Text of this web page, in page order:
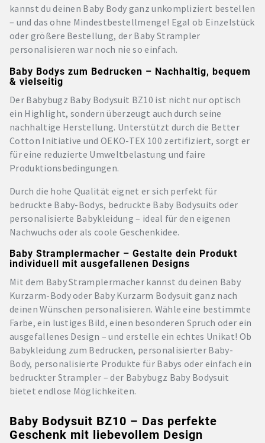
kannst du deinen Baby Body ganz unkompliziert bestellen
– und das ohne Mindestbestellmenge! Egal ob Einzelstück
oder größere Bestellung, der Baby Strampler
personalisieren war noch nie so einfach.
Baby Bodys zum Bedrucken – Nachhaltig, bequem
& vielseitig
Der Babybugz Baby Bodysuit BZ10 ist nicht nur optisch
ein Highlight, sondern überzeugt auch durch seine
nachhaltige Herstellung. Unterstützt durch die Better
Cotton Initiative und OEKO-TEX 100 zertifiziert, sorgt er
für eine reduzierte Umweltbelastung und faire
Produktionsbedingungen.
Durch die hohe Qualität eignet er sich perfekt für
bedruckte Baby-Bodys, bedruckte Baby Bodysuits oder
personalisierte Babykleidung – ideal für den eigenen
Nachwuchs oder als coole Geschenkidee.
Baby Stramplermacher – Gestalte dein Produkt
individuell mit ausgefallenen Designs
Mit dem Baby Stramplermacher kannst du deinen Baby
Kurzarm-Body oder Baby Kurzarm Bodysuit ganz nach
deinen Wünschen personalisieren. Wähle eine bestimmte
Farbe, ein lustiges Bild, einen besonderen Spruch oder ein
ausgefallenes Design – und erstelle ein echtes Unikat! Ob
Babykleidung zum Bedrucken, personalisierter Baby-
Body, personalisierte Produkte für Babys oder einfach ein
bedruckter Strampler – der Babybugz Baby Bodysuit
bietet endlose Möglichkeiten.
Baby Bodysuit BZ10 – Das perfekte
Geschenk mit liebevollem Design